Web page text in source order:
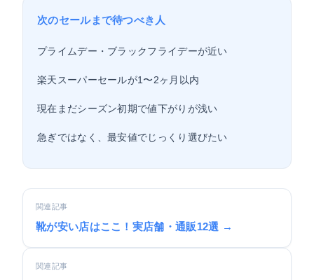
次のセールまで待つべき人
プライムデー・ブラックフライデーが近い
楽天スーパーセールが1〜2ヶ月以内
現在まだシーズン初期で値下がりが浅い
急ぎではなく、最安値でじっくり選びたい
関連記事
靴が安い店はここ！実店舗・通販12選 →
関連記事